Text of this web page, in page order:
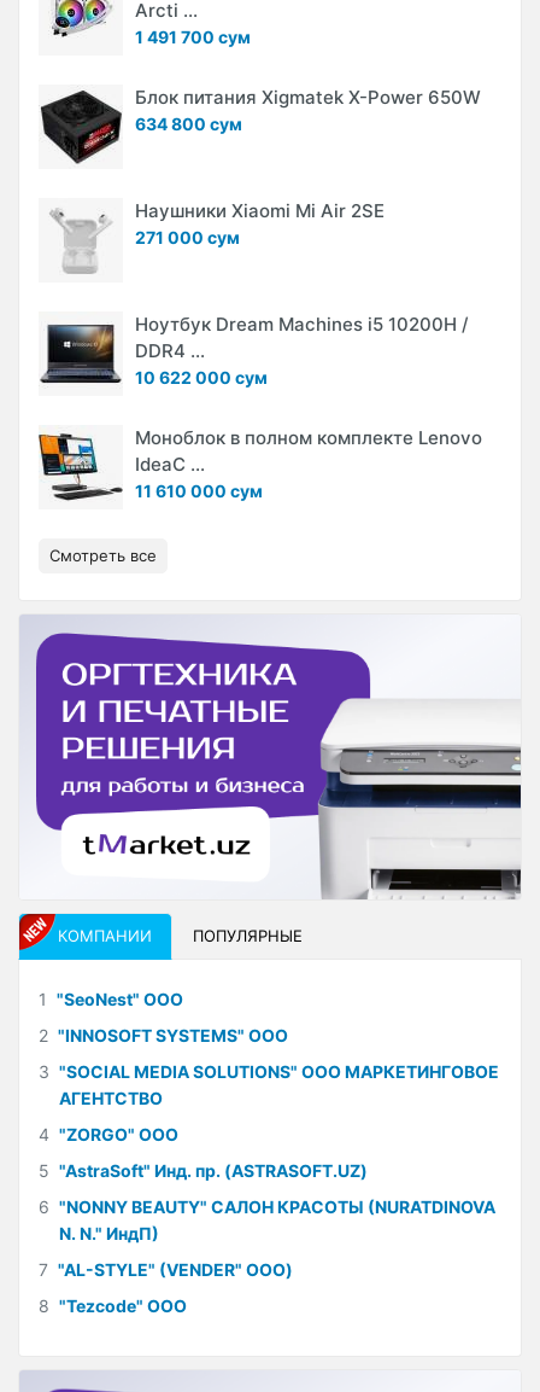
Arcti ...
1 491 700 сум
Блок питания Xigmatek X-Power 650W
634 800 сум
Наушники Xiaomi Mi Air 2SE
271 000 сум
Ноутбук Dream Machines i5 10200H /
DDR4 ...
10 622 000 сум
Моноблок в полном комплекте Lenovo
IdeaC ...
11 610 000 сум
Смотреть все
КОМПАНИИ ПОПУЛЯРНЫЕ
1 "SeoNest" ООО
2 "INNOSOFT SYSTEMS" ООО
3 "SOCIAL MEDIA SOLUTIONS" ООО МАРКЕТИНГОВОЕ
АГЕНТСТВО
4 "ZORGO" ООО
5 "AstraSoft" Инд. пр. (ASTRASOFT.UZ)
6 "NONNY BEAUTY" САЛОН КРАСОТЫ (NURATDINOVA
N. N." ИндП)
7 "AL-STYLE" (VENDER" ООО)
8 "Tezcode" ООО